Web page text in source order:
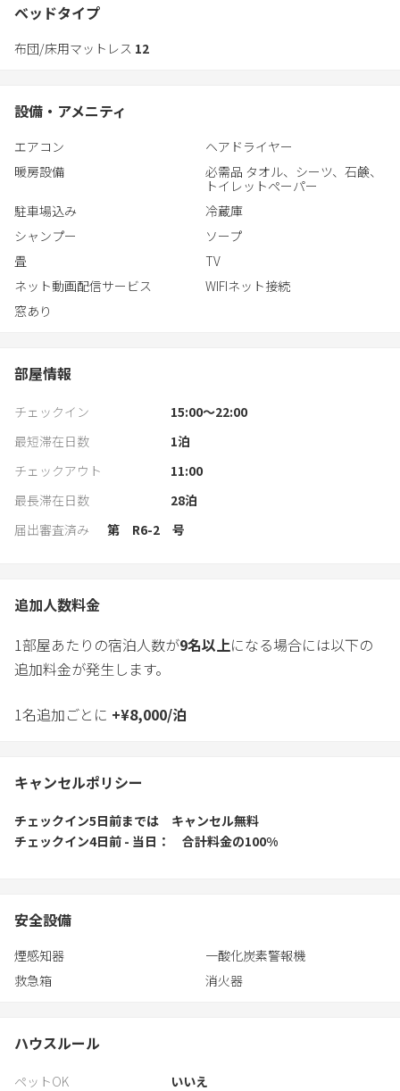
floor and Bedroom on the 2nd floor.
ベッドタイプ
布団/床用マットレス 12
設備・アメニティ
エアコン
ヘアドライヤー
暖房設備
必需品 タオル、シーツ、石鹸、
トイレットペーパー
駐車場込み
冷蔵庫
シャンプー
ソープ
畳
TV
ネット動画配信サービス
WIFIネット接続
窓あり
部屋情報
チェックイン
15:00〜22:00
最短滞在日数
1泊
チェックアウト
11:00
最長滞在日数
28泊
届出審査済み
第 R6-2 号
追加人数料金
1部屋あたりの宿泊人数が9名以上になる場合には以下の
追加料金が発生します。
1名追加ごとに +¥8,000/泊
キャンセルポリシー
チェックイン5日前までは
キャンセル無料
チェックイン4日前 - 当日
合計料金の100%
安全設備
煙感知器
一酸化炭素警報機
救急箱
消火器
ハウスルール
ペットOK
いいえ